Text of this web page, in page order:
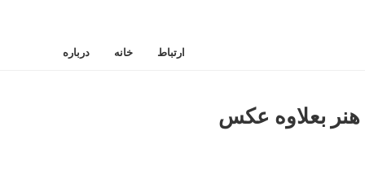
ارتباط خانه درباره
بعلاوه عکس